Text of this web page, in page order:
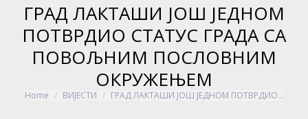
ГРАД ЛАКТАШИ ЈОШ ЈЕДНОМ
ПОТВРДИО СТАТУС ГРАДА СА
ПОВОЉНИМ ПОСЛОВНИМ
ОКРУЖЕЊЕМ
You are here:
Home ВИЈЕСТИ ГРАД ЛАКТАШИ ЈОШ ЈЕДНОМ ПОТВРДИО…